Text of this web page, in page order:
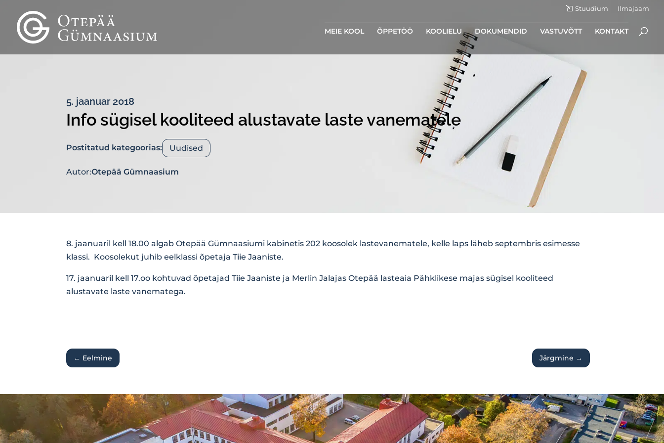
Stuudium Ilmajaam
MEIE KOOL ÕPPETÖÖ KOOLIELU DOKUMENDID VASTUVÕTT KONTAKT
5. jaanuar 2018
Info sügisel kooliteed alustavate laste vanematele
Postitatud kategoorias: Uudised
Autor:Otepää Gümnaasium
8. jaanuaril kell 18.00 algab Otepää Gümnaasiumi kabinetis 202 koosolek lastevanematele, kelle laps läheb septembris esimesse
klassi. Koosolekut juhib eelklassi õpetaja Tiie Jaaniste.
17. jaanuaril kell 17.oo kohtuvad õpetajad Tiie Jaaniste ja Merlin Jalajas Otepää lasteaia Pähklikese majas sügisel kooliteed
alustavate laste vanematega.
← Eelmine Järgmine →